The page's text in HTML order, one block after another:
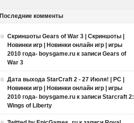
Последние комменты
Скриншоты Gears of War 3 | Скриншоты |
Новинки игр | Новинки онлайн игр | игры
2010 года- boysgame.ru к записи Gears of
War 3
Дата выхода StarCraft 2 - 27 Июля! | PC |
Новинки игр | Новинки онлайн игр | игры
2010 года- boysgame.ru к записи Starcraft 2:
Wings of Liberty